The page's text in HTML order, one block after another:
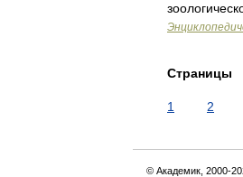
Страницы
1 2
© Академик, 2000-